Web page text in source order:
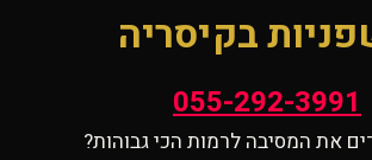
בקיסריה
055-292-3991
את המסיבה לרמות הכי גבוהות?